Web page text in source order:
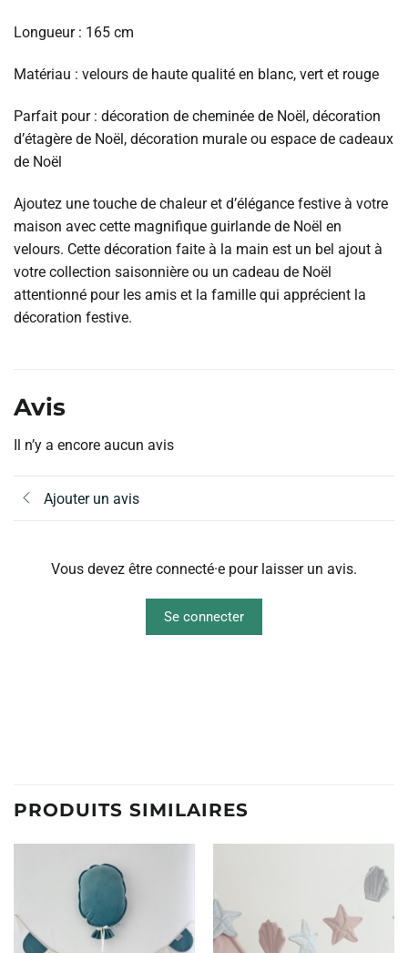
Longueur : 165 cm
Matériau : velours de haute qualité en blanc, vert et rouge
Parfait pour : décoration de cheminée de Noël, décoration
d’étagère de Noël, décoration murale ou espace de cadeaux
de Noël
Ajoutez une touche de chaleur et d’élégance festive à votre
maison avec cette magnifique guirlande de Noël en
velours. Cette décoration faite à la main est un bel ajout à
votre collection saisonnière ou un cadeau de Noël
attentionné pour les amis et la famille qui apprécient la
décoration festive.
Avis
Il n’y a encore aucun avis
Ajouter un avis
Vous devez être connecté·e pour laisser un avis.
Se connecter
PRODUITS SIMILAIRES